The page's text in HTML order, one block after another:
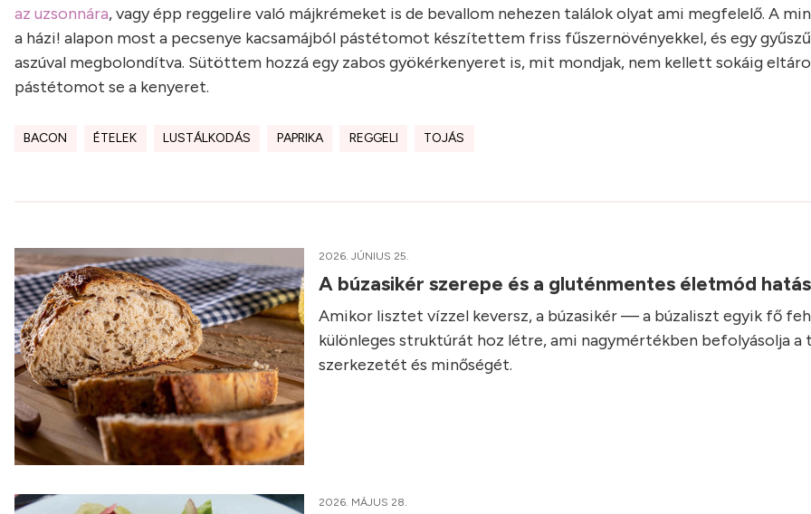
az uzsonnára, vagy épp reggelire való májkrémeket is de bevallom nehezen találok olyat ami megfelelő. A
a házi! alapon most a pecsenye kacsamájból pástétomot készítettem friss fűszernövényekkel, és egy
aszúval megbolondítva. Sütöttem hozzá egy zabos gyökérkenyeret is, mit mondjak, nem kellett sokáig
pástétomot se a kenyeret.
BACON ÉTELEK LUSTÁLKODÁS PAPRIKA REGGELI TOJÁS
2026. JÚNIUS 25.
A búzasikér szerepe és a gluténmentes életmód
Amikor lisztet vízzel keversz, a búzasikér — a búzaliszt egyik fő
különleges struktúrát hoz létre, ami nagymértékben befolyásolja a
szerkezetét és minőségét.
2026. MÁJUS 28.